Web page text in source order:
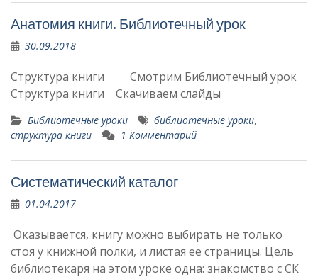
Анатомия книги. Библиотечный урок
30.09.2018
Структура книги Смотрим Библиотечный урок
Структура книги Скачиваем слайды
Библиотечные уроки библиотечные уроки,
структура книги
1 Комментарий
Систематический каталог
01.04.2017
Оказывается, книгу можно выби­рать не только
стоя у книж­ной полки, и лис­тая ее страницы. Цель
библио­текаря на этом уроке одна: знаком­ство с СК